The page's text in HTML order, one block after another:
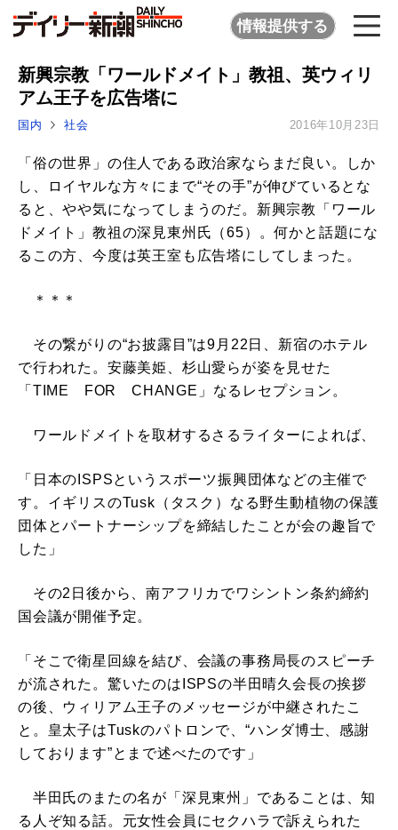
情報提供する
新興宗教「ワールドメイト」教祖、英ウィリ
アム王子を広告塔に
国内 社会 2016年10月23日
「俗の世界」の住人である政治家ならまだ良い。しか
し、ロイヤルな方々にまで“その手”が伸びているとな
ると、やや気になってしまうのだ。新興宗教「ワール
ドメイト」教祖の深見東州氏（65）。何かと話題にな
るこの方、今度は英王室も広告塔にしてしまった。
＊＊＊
その繋がりの“お披露目”は9月22日、新宿のホテル
で行われた。安藤美姫、杉山愛らが姿を見せた
「TIME FOR CHANGE」なるレセプション。
ワールドメイトを取材するさるライターによれば、
「日本のISPSというスポーツ振興団体などの主催で
す。イギリスのTusk（タスク）なる野生動植物の保護
団体とパートナーシップを締結したことが会の趣旨で
した」
その2日後から、南アフリカでワシントン条約締約
国会議が開催予定。
「そこで衛星回線を結び、会議の事務局長のスピーチ
が流された。驚いたのはISPSの半田晴久会長の挨拶
の後、ウィリアム王子のメッセージが中継されたこ
と。皇太子はTuskのパトロンで、“ハンダ博士、感謝
しております”とまで述べたのです」
半田氏のまたの名が「深見東州」であることは、知
る人ぞ知る話。元女性会員にセクハラで訴えられた